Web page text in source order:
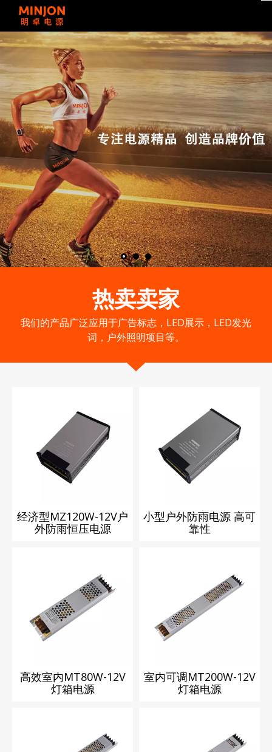
热卖卖家
我们的产品广泛应用于广告标志，LED展示，LED发光
词，户外照明项目等。
经济型MZ120W-12V户
外防雨恒压电源
小型户外防雨电源 高可
靠性
高效室内MT80W-12V
灯箱电源
室内可调MT200W-12V
灯箱电源